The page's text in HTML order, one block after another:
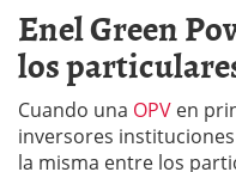
Enel Green
los
Cuando una OPV en
inversores
la misma entre los